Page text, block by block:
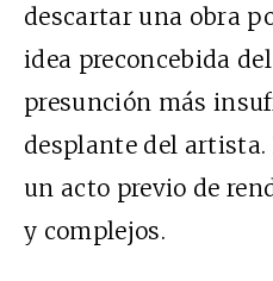
descartar una obra
idea preconcebida
presunción más
desplante del
un acto previo de
y complejos.